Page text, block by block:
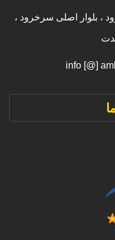
، بلوار اصلی سرخرود ،